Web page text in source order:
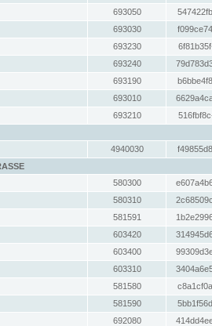
693050
693030
693230
693240
693190
693010
693210
4940030
580300
580310
581591
603420
603400
603310
581580
581590
692080